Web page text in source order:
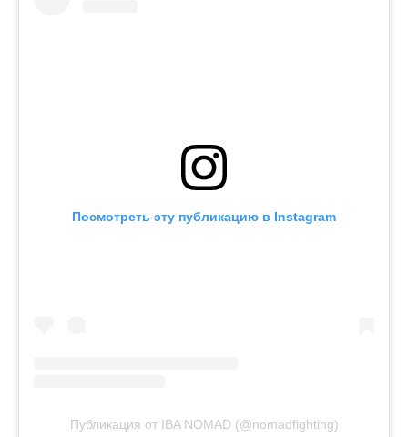
Посмотреть эту публикацию в Instagram
Публикация от IBA NOMAD (@nomadfighting)